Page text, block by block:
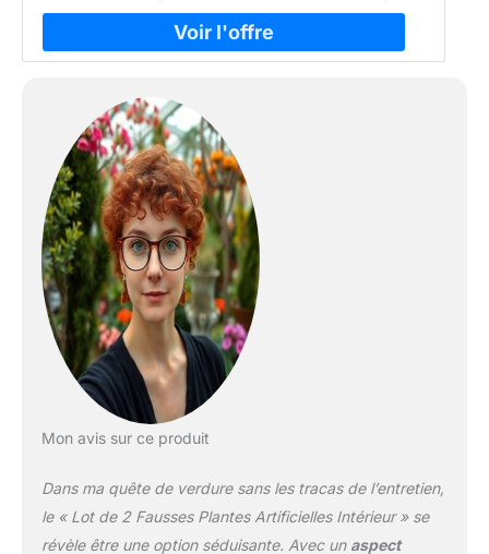
Mon avis sur ce produit
Dans ma quête de verdure sans les tracas de l’entretien,
le « Lot de 2 Fausses Plantes Artificielles Intérieur » se
révèle être une option séduisante. Avec un aspect